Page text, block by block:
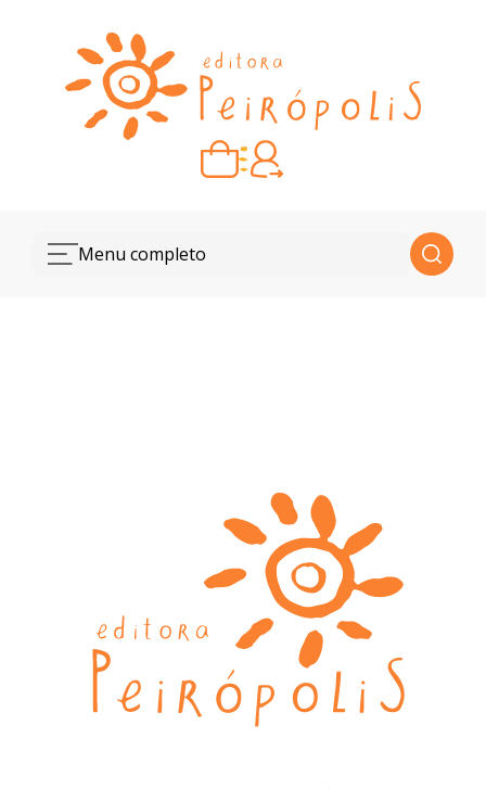
Carrinho vazio
Quando escolher seus livros, eles aparecem aqui.
Menu completo